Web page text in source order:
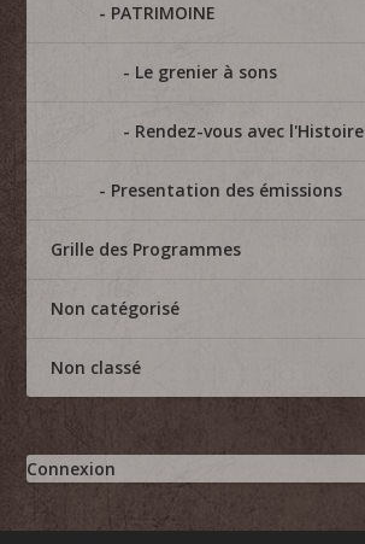
PATRIMOINE
Le grenier à sons
Rendez-vous avec l'Histoire
Presentation des émissions
Grille des Programmes
Non catégorisé
Non classé
Connexion